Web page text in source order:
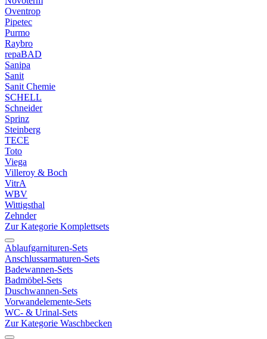
Oventrop
Pipetec
Purmo
Raybro
repaBAD
Sanipa
Sanit
Sanit Chemie
SCHELL
Schneider
Sprinz
Steinberg
TECE
Toto
Viega
Villeroy & Boch
VitrA
WBV
Wittigsthal
Zehnder
Zur Kategorie Komplettsets
Ablaufgarnituren-Sets
Anschlussarmaturen-Sets
Badewannen-Sets
Badmöbel-Sets
Duschwannen-Sets
Vorwandelemente-Sets
WC- & Urinal-Sets
Zur Kategorie Waschbecken